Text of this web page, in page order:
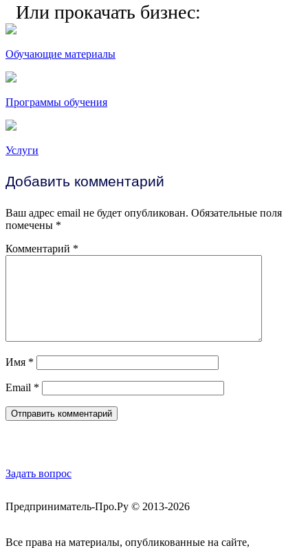
Или прокачать бизнес:
Обучающие материалы
Программы обучения
Услуги
Добавить комментарий
Ваш адрес email не будет опубликован. Обязательные поля
помечены *
Комментарий *
Имя *
Email *
Задать вопрос
Предприниматель-Про.Ру © 2013-2026
Все права на материалы, опубликованные на сайте,